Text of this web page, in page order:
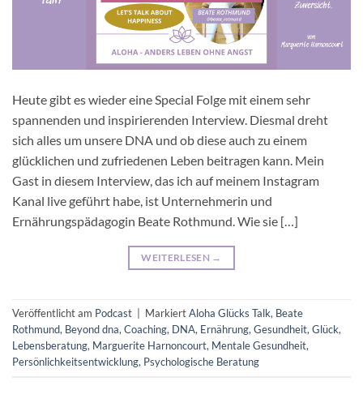
Heute gibt es wieder eine Special Folge mit einem sehr
spannenden und inspirierenden Interview. Diesmal dreht
sich alles um unsere DNA und ob diese auch zu einem
glücklichen und zufriedenen Leben beitragen kann. Mein
Gast in diesem Interview, das ich auf meinem Instagram
Kanal live geführt habe, ist Unternehmerin und
Ernährungspädagogin Beate Rothmund. Wie sie […]
WEITERLESEN →
Veröffentlicht am Podcast MarkiertAloha Glücks Talk, Beate
Rothmund, Beyond dna, Coaching, DNA, Ernährung, Gesundheit, Glück,
Lebensberatung, Marguerite Harnoncourt, Mentale Gesundheit,
Persönlichkeitsentwicklung, Psychologische Beratung